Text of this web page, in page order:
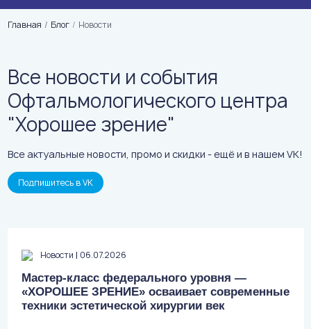
Главная Блог Новости
Все новости и события
Офтальмологического центра
"Хорошее зрение"
Все актуальные новости, промо и скидки - ещё и в нашем VK!
Подпишитесь в VK
Новости | 06.07.2026
Мастер-класс федерального уровня —
«ХОРОШЕЕ ЗРЕНИЕ» осваивает современные
техники эстетической хирургии век